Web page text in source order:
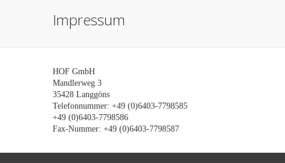
Impressum
HOF GmbH
Mandlerweg 3
35428 Langgöns
Telefonnummer: +49 (0)6403-7798585
+49 (0)6403-7798586
Fax-Nummer: +49 (0)6403-7798587